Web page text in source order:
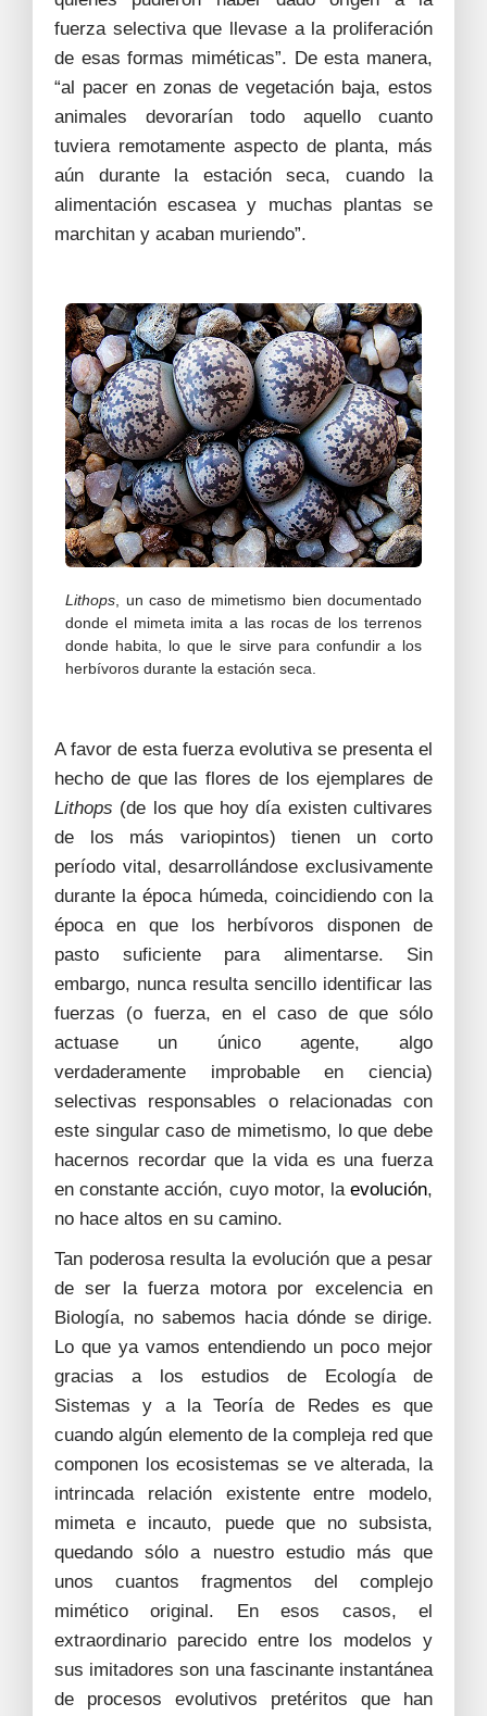
fuerza selectiva que llevase a la proliferación
de esas formas miméticas”. De esta manera,
“al pacer en zonas de vegetación baja, estos
animales devorarían todo aquello cuanto
tuviera remotamente aspecto de planta, más
aún durante la estación seca, cuando la
alimentación escasea y muchas plantas se
marchitan y acaban muriendo”.
Lithops , un caso de mimetismo bien documentado
donde el mimeta imita a las rocas de los terrenos
donde habita, lo que le sirve para confundir a los
herbívoros durante la estación seca.
A favor de esta fuerza evolutiva se presenta el
hecho de que las flores de los ejemplares de
Lithops (de los que hoy día existen cultivares
de los más variopintos) tienen un corto
período vital, desarrollándose exclusivamente
durante la época húmeda, coincidiendo con la
época en que los herbívoros disponen de
pasto suficiente para alimentarse. Sin
embargo, nunca resulta sencillo identificar las
fuerzas (o fuerza, en el caso de que sólo
actuase un único agente, algo
verdaderamente improbable en ciencia)
selectivas responsables o relacionadas con
este singular caso de mimetismo, lo que debe
hacernos recordar que la vida es una fuerza
en constante acción, cuyo motor, la evolución,
no hace altos en su camino.
Tan poderosa resulta la evolución que a pesar
de ser la fuerza motora por excelencia en
Biología, no sabemos hacia dónde se dirige.
Lo que ya vamos entendiendo un poco mejor
gracias a los estudios de Ecología de
Sistemas y a la Teoría de Redes es que
cuando algún elemento de la compleja red que
componen los ecosistemas se ve alterada, la
intrincada relación existente entre modelo,
mimeta e incauto, puede que no subsista,
quedando sólo a nuestro estudio más que
unos cuantos fragmentos del complejo
mimético original. En esos casos, el
extraordinario parecido entre los modelos y
sus imitadores son una fascinante instantánea
de procesos evolutivos pretéritos que han